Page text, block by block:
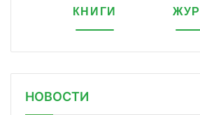
КНИГИ
НОВОСТИ